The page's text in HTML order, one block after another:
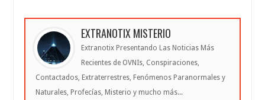
EXTRANOTIX MISTERIO
Extranotix Presentando Las Noticias Más
Recientes de OVNIs, Conspiraciones,
Contactados, Extraterrestres, Fenómenos Paranormales y
Naturales, Profecías, Misterio y mucho más...